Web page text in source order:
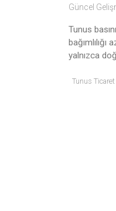
Güncel
Tunus
yalnızca
Tunus